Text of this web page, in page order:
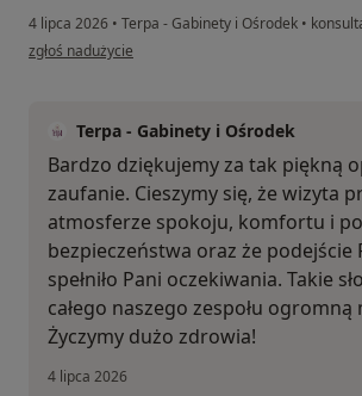
4 lipca 2026 • Terpa - Gabinety i Ośrodek •
w opinii użytkownika Elżbieta
zgłoś nadużycie
Terpa - Gabinety i Ośrodek
Bardzo dziękujemy za tak piękną
zaufanie. Cieszymy się, że wizyta
atmosferze spokoju, komfortu i
bezpieczeństwa oraz że podejście
spełniło Pani oczekiwania. Takie
całego naszego zespołu ogromną
Życzymy dużo zdrowia!
4 lipca 2026